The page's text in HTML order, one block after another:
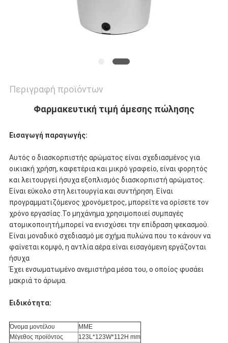
SITEMAP
ΑΠΟΡΡΉΤΟΥ
Περιγραφή προϊόντων
Φαρμακευτική τιμή άμεσης πώλησης
Εισαγωγή παραγωγής:
Αυτός ο διασκορπιστής αρώματος είναι σχεδιασμένος για
οικιακή χρήση, καφετέρια και μικρό γραφείο, είναι φορητός
και λειτουργεί ήσυχα εξοπλισμός διασκορπιστή αρώματος.
Είναι εύκολο στη λειτουργία και συντήρηση. Είναι
προγραμματιζόμενος χρονόμετρος, μπορείτε να ορίσετε τον
χρόνο εργασίας.Το μηχάνημα χρησιμοποιεί συμπαγές
ατομικοποιητή,μπορεί να ενισχύσει την επίδραση ψεκασμού.
Είναι μοναδικό σχεδιασμό με σχήμα πυλώνα που το κάνουν να
φαίνεται κομψό, η αντλία αέρα είναι εισαγόμενη εργάζονται
ήσυχα
Έχει ενσωματωμένο ανεμιστήρα μέσα του, ο οποίος φυσάει
μακριά το άρωμα.
Ειδικότητα:
Όνομα μοντέλου
ΜΜΕ
Μέγεθος προϊόντος
123L*123W*112H mm